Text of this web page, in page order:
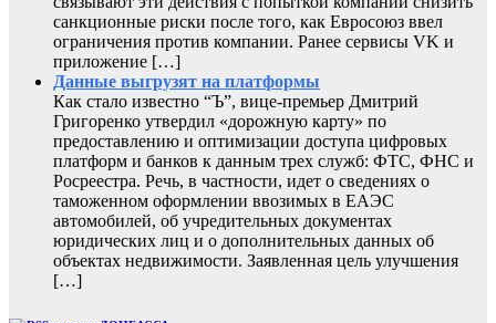
санкционные риски после того, как Евросоюз ввел
ограничения против компании. Ранее сервисы VK и
приложение […]
Данные выгрузят на платформы
Как стало известно “Ъ”, вице-премьер Дмитрий
Григоренко утвердил «дорожную карту» по
предоставлению и оптимизации доступа цифровых
платформ и банков к данным трех служб: ФТС, ФНС и
Росреестра. Речь, в частности, идет о сведениях о
таможенном оформлении ввозимых в ЕАЭС
автомобилей, об учредительных документах
юридических лиц и о дополнительных данных об
объектах недвижимости. Заявленная цель улучшения
[…]